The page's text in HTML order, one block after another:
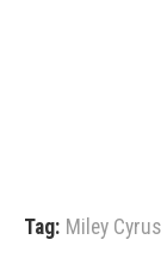
Tag: Miley Cyrus